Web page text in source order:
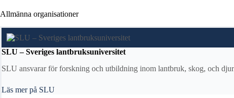
Allmänna organisationer
SLU – Sveriges lantbruksuniversitet
SLU ansvarar för forskning och utbildning inom lantbruk, skog, och
Läs mer på SLU